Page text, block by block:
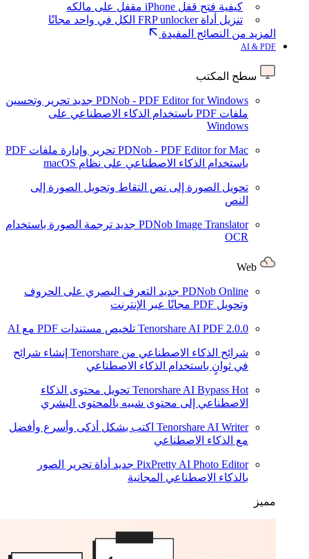
كيفية فتح قفل iPhone مقفل على مالكه
تنزيل أداة FRP unlocker الكل في واحد مجانًا
المزيد من النصائح المفيدة
AI & PDF
سطح المكتب
PDNob - PDF Editor for Windows جديد تحرير وتحسين
ملفات PDF باستخدام الذكاء الاصطناعي على
Windows
PDNob - PDF Editor for Mac
تحرير وإدارة ملفات PDF
باستخدام الذكاء الاصطناعي على نظام macOS
تحويل الصورة إلى نص التقاط وتحويل الصورة إلى
النص
PDNob Image Translator جديد ترجمة الصورة باستخدام
OCR
PDNob Online جديد التعرف البصري على الحروف
وتحويل PDF مجانًا عبر الإنترنت
Tenorshare AI PDF 2.0.0 تلخيص مستندات PDF مع AI
شرائح الذكاء الاصطناعي من Tenorshare
إنشاء شرائح
في ثوانٍ باستخدام الذكاء الاصطناعي
Tenorshare AI Bypass Hot
تحويل محتوى الذكاء
الاصطناعي إلى محتوى شبيه بالمحتوى البشري
Tenorshare AI Writer اكتب بشكل أذكى وأسرع وأفضل
مع الذكاء الاصطناعي
PixPretty AI Photo Editor جديد أداة تحرير الصور
بالذكاء الاصطناعي المجانية
مميز